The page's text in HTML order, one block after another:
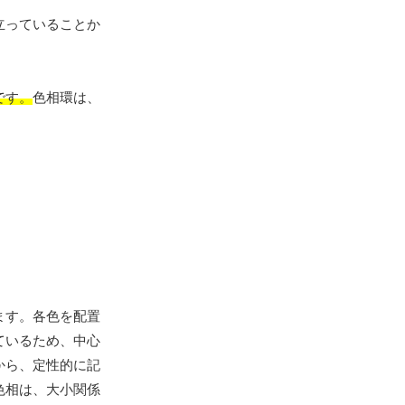
っていることか
す。色相環は、
す。各色を配置
いるため、中心
ら、定性的に記
相は、大小関係